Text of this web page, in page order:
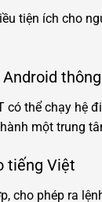
tiện ích cho
có thể chạy hệ
một trung
tiếng Việt
cho phép ra